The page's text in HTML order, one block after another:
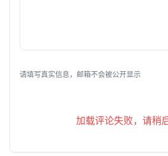
请填写真实信息，邮箱不会被公开显示
加载评论失败，请稍